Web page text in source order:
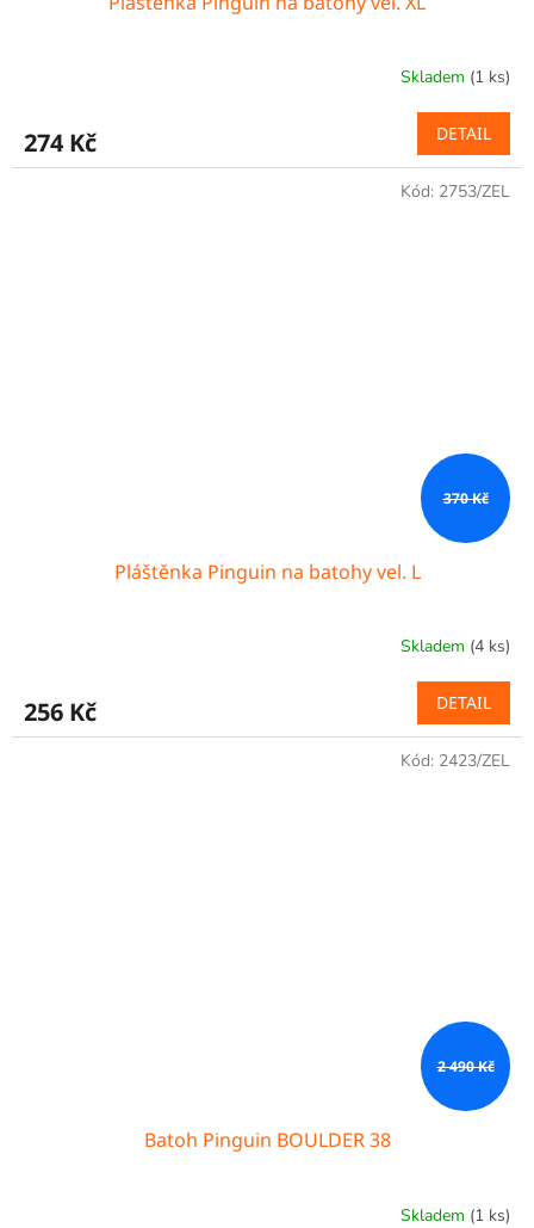
Skladem (1 ks)
274 Kč DETAIL
370 Kč
Pláštěnka Pinguin na batohy vel. L
Skladem (4 ks)
256 Kč DETAIL
Kód: 2753/ZEL
2 490 Kč
Batoh Pinguin BOULDER 38
Skladem (1 ks)
Kód: 2423/ZEL